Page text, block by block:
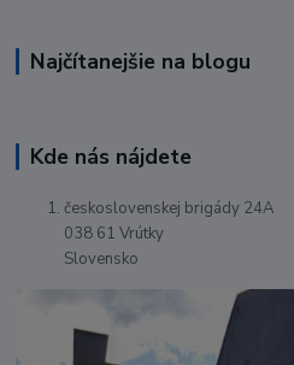
Najčítanejšie na blogu
Kde nás nájdete
československej brigády 24A
038 61 Vrútky
Slovensko